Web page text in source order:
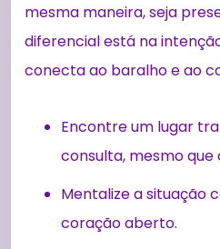
mesma maneira, seja
diferencial está na
conecta ao baralho e ao
Encontre um lugar
consulta, mesmo que
Mentalize a situação
coração aberto.